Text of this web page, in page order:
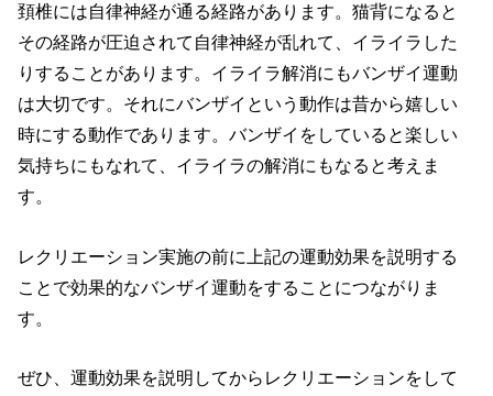
頚椎には自律神経が通る経路があります。猫背になると
その経路が圧迫されて自律神経が乱れて、イライラした
りすることがあります。イライラ解消にもバンザイ運動
は大切です。それにバンザイという動作は昔から嬉しい
時にする動作であります。バンザイをしていると楽しい
気持ちにもなれて、イライラの解消にもなると考えま
す。
レクリエーション実施の前に上記の運動効果を説明する
ことで効果的なバンザイ運動をすることにつながりま
す。
ぜひ、運動効果を説明してからレクリエーションをして